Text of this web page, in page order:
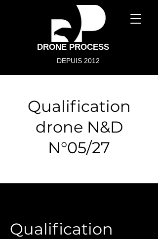
DRONE PROCESS
DEPUIS 2012
Qualification
drone N&D
N°05/27
Qualification